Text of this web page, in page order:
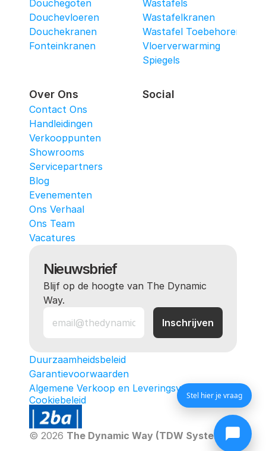
Douchegoten
Douchevloeren
Douchekranen
Fonteinkranen
Wastafels
Wastafelkranen
Wastafel Toebehoren
Vloerverwarming
Spiegels
Over Ons
Contact Ons
Handleidingen
Verkooppunten
Showrooms
Servicepartners
Blog
Evenementen
Ons Verhaal
Ons Team
Vacatures
Social
Nieuwsbrief
Blijf op de hoogte van The Dynamic
Way.
Duurzaamheidsbeleid
Garantievoorwaarden
Algemene Verkoop en Leveringsvoorwaarden
Cookiebeleid
© 2026 The Dynamic Way (TDW Systems). All
Stel hier je vraag